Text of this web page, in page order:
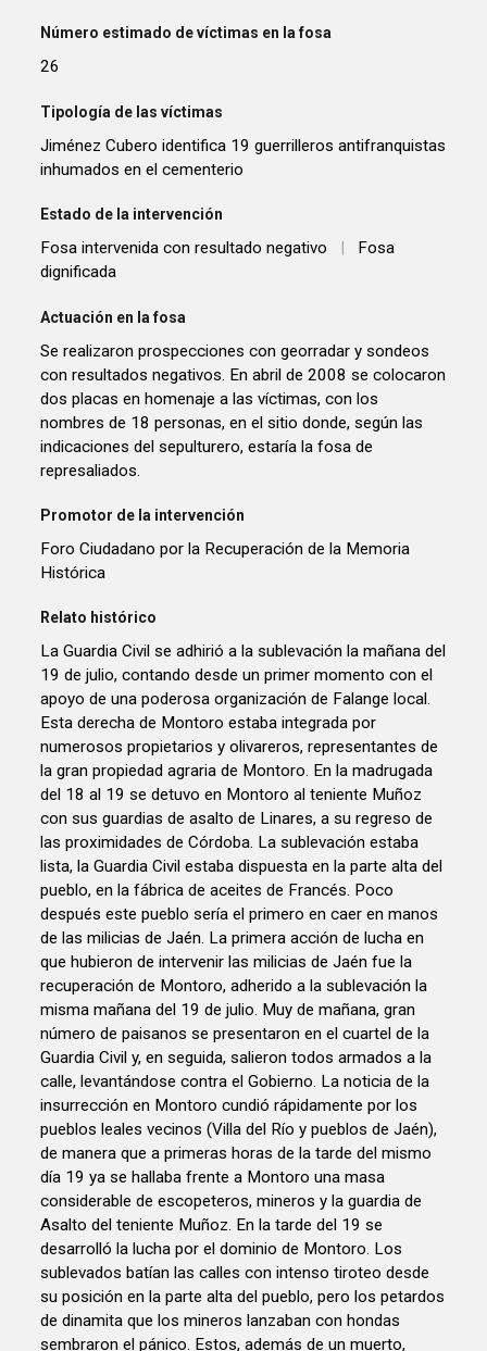
Número estimado de víctimas en la fosa
26
Tipología de las víctimas
Jiménez Cubero identifica 19 guerrilleros antifranquistas
inhumados en el cementerio
Estado de la intervención
Fosa intervenida con resultado negativo |
Fosa
dignificada
Actuación en la fosa
Se realizaron prospecciones con georradar y sondeos
con resultados negativos. En abril de 2008 se colocaron
dos placas en homenaje a las víctimas, con los
nombres de 18 personas, en el sitio donde, según las
indicaciones del sepulturero, estaría la fosa de
represaliados.
Promotor de la intervención
Foro Ciudadano por la Recuperación de la Memoria
Histórica
Relato histórico
La Guardia Civil se adhirió a la sublevación la mañana del
19 de julio, contando desde un primer momento con el
apoyo de una poderosa organización de Falange local.
Esta derecha de Montoro estaba integrada por
numerosos propietarios y olivareros, representantes de
la gran propiedad agraria de Montoro. En la madrugada
del 18 al 19 se detuvo en Montoro al teniente Muñoz
con sus guardias de asalto de Linares, a su regreso de
las proximidades de Córdoba. La sublevación estaba
lista, la Guardia Civil estaba dispuesta en la parte alta del
pueblo, en la fábrica de aceites de Francés. Poco
después este pueblo sería el primero en caer en manos
de las milicias de Jaén. La primera acción de lucha en
que hubieron de intervenir las milicias de Jaén fue la
recuperación de Montoro, adherido a la sublevación la
misma mañana del 19 de julio. Muy de mañana, gran
número de paisanos se presentaron en el cuartel de la
Guardia Civil y, en seguida, salieron todos armados a la
calle, levantándose contra el Gobierno. La noticia de la
insurrección en Montoro cundió rápidamente por los
pueblos leales vecinos (Villa del Río y pueblos de Jaén),
de manera que a primeras horas de la tarde del mismo
día 19 ya se hallaba frente a Montoro una masa
considerable de escopeteros, mineros y la guardia de
Asalto del teniente Muñoz. En la tarde del 19 se
desarrolló la lucha por el dominio de Montoro. Los
sublevados batían las calles con intenso tiroteo desde
su posición en la parte alta del pueblo, pero los petardos
de dinamita que los mineros lanzaban con hondas
sembraron el pánico. Estos, además de un muerto,